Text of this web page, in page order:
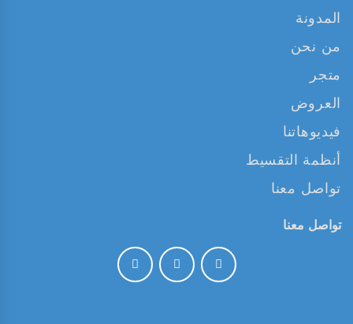
المدونة
من نحن
متجر
العروض
فيديوهاتنا
أنظمة التقسيط
تواصل معنا
تواصل معنا